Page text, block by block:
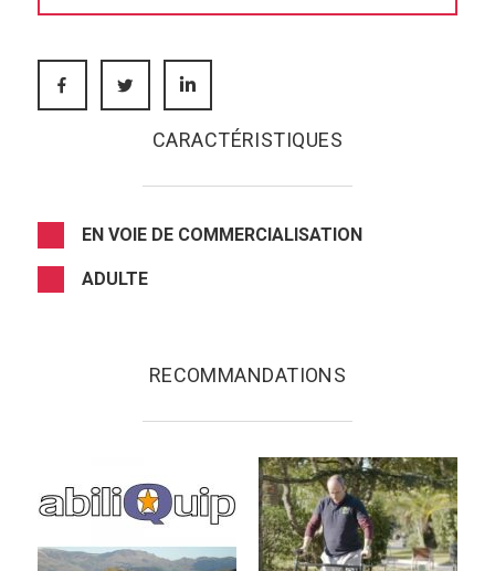
FACEBOOKTWITTER
CARACTÉRISTIQUES
EN VOIE DE COMMERCIALISATION
ADULTE
RECOMMANDATIONS